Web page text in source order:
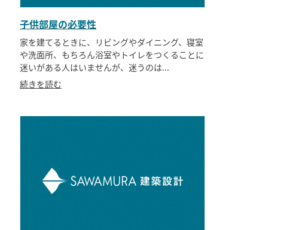
子供部屋の必要性
家を建てるときに、リビングやダイニング、寝室
や洗面所、もちろん浴室やトイレをつくることに
迷いがある人はいませんが、迷うのは...
続きを読む